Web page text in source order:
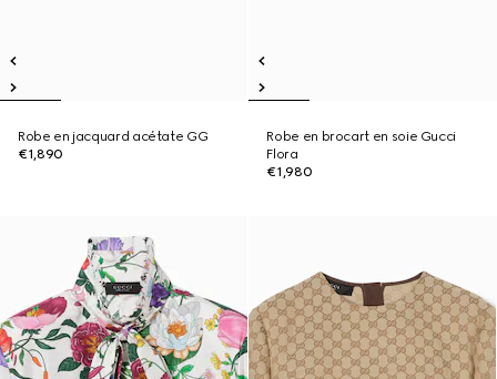
Robe en jacquard acétate GG
€1,890
Robe en brocart en soie Gucci
Flora
€1,980